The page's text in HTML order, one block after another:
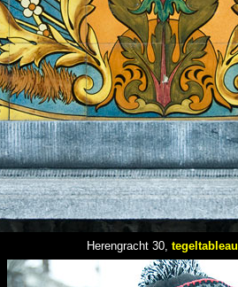
Herengracht 30, tegeltableau